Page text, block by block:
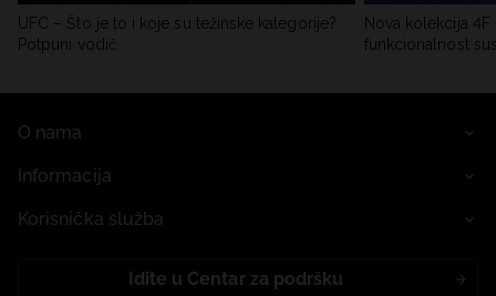
UFC – Što je to i koje su težinske kategorije?
Potpuni vodič
Nova kolekcija
funkcionalnost
O nama
Informacija
Korisnička služba
Idite u Centar za podršku